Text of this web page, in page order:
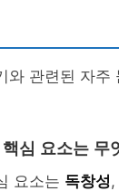
와 관련된 자주
심 요소는 무
요소는 독창성,